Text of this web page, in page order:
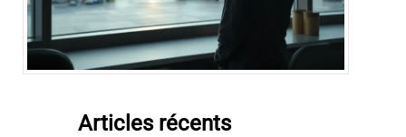
Articles récents